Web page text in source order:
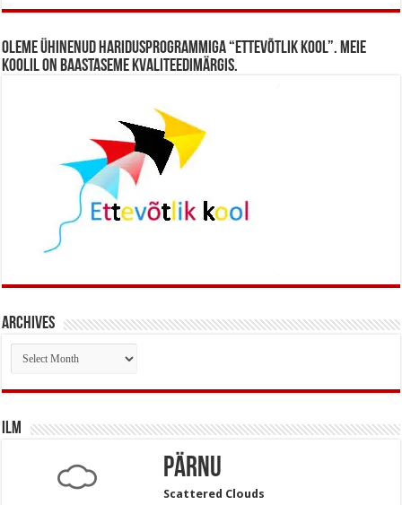
Oleme ühinenud haridusprogrammiga “Ettevõtlik Kool”. Meie
koolil on baastaseme kvaliteedimärgis.
Archives
Archives
Ilm
Pärnu
Scattered Clouds